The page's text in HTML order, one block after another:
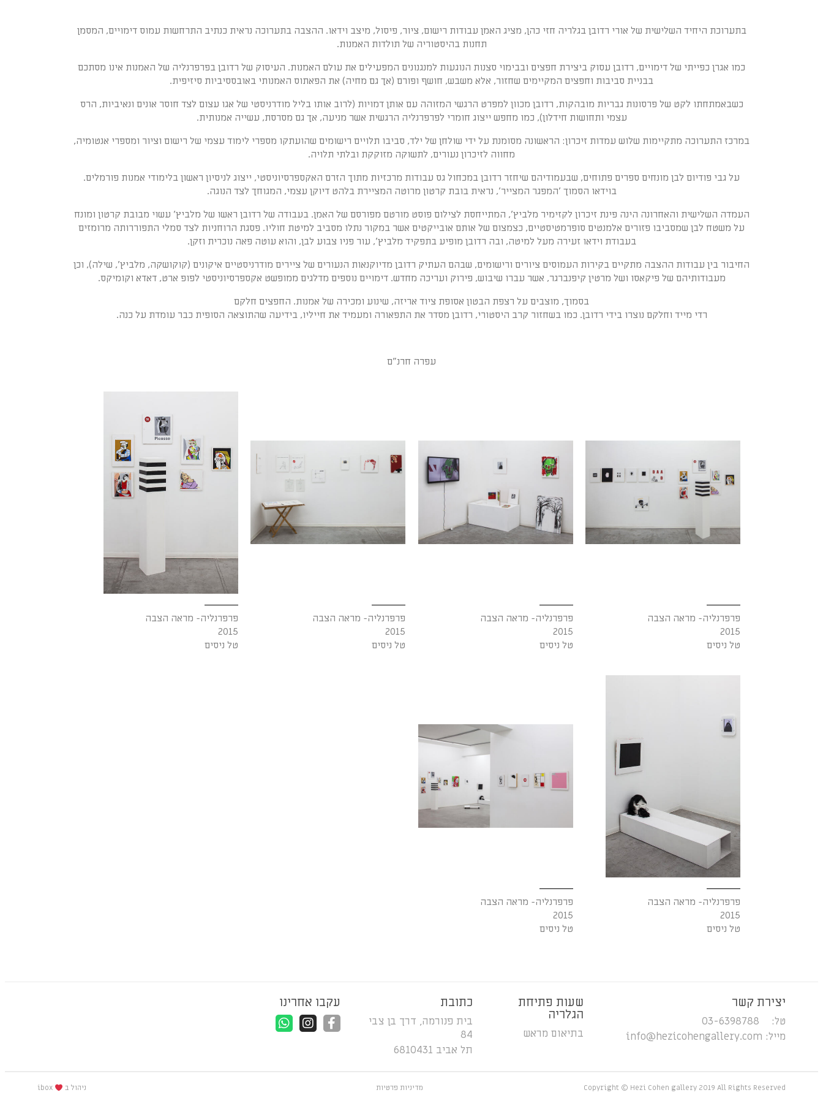
בתערוכת היחיד השלישית של אורי רדובן בגלריה חזי כהן, מציג האמן עבודות רישום, ציור, פיסול, מיצב וידאו. ההצבה בתערוכה נראית כנתיב התרחשות עמוס דימויים, המסמן
תחנות בהיסטוריה של תולדות האמנות.
כמו אגרן כפייתי של דימויים, רדובן עסוק ביצירת חפצים ובבימוי סצנות הנוגעות למנגנונים המפעילים את עולם האמנות. העיסוק של רדובן בפרפרנליה של האמנות אינו מסתכם
בבניית סביבות וחפצים המקיימים שחזור, אלא משבש, חושף ופורם (אך גם מחיה) את הפאתוס האמנותי באובססיביות סיזיפית.
כשבאמתחתו לקט של פרסונות גבריות מובהקות, רדובן מכוון למפרט הרגשי המזוהה עם אותן דמויות (לרוב אותו בליל מודרניסטי של אגו עצום לצד חוסר אונים ונאיביות, הרס
עצמי ותחושות חידלון), כמו מחפש ייצוג חומרי לפרפרנליה הרגשית אשר מניעה, אך גם מסרסת, עשייה אמנותית.
במרכז התערוכה מתקיימות שלוש עמדות זיכרון: הראשונה מסומנת על ידי שולחן של ילד, סביבו תלויים רישומים שהועתקו מספרי לימוד עצמי של רישום וציור ומספרי אנטומיה,
מחווה לזיכרון נעורים, לתשוקה מזוקקת ובלתי תלויה.
על גבי פודיום לבן מונחים ספרים פתוחים, שבעמודיהם שיחזר רדובן במכחול גס עבודות מרכזיות מתוך הזרם האקספרסיוניסטי, ייצוג לניסיון ראשון בלימודי אמנות פורמלים.
בוידאו הסמוך 'המפגר המצייר', נראית בובת קרטון מרוטה המציירת בלהט דיוקן עצמי, המגוחך לצד הנוגה.
העמדה השלישית והאחרונה הינה פינת זיכרון לקזימיר מלביץ', המתייחסת לצילום פוסט מורטם מפורסם של האמן. בעבודה של רדובן ראשו של מלביץ' עשוי מבובת קרטון ומונח
על משטח לבן שמסביבו פזורים אלמנטים סופרמטיסטיים, כצמצום של אותם אובייקטים אשר במקור נתלו מסביב למיטת חוליו. פסגת הרוחניות לצד סמלי התפוררותה מרומזים
בעבודת וידאו זעירה מעל למיטה, ובה רדובן מופיע בתפקיד מלביץ', עור פניו צבוע לבן, והוא עוטה פאה נוכרית וזקן.
החיבור בין עבודות ההצבה מתקיים בקירות העמוסים ציורים ורישומים, שבהם העתיק רדובן מדיוקנאות הנעורים של ציירים מודרניסטיים איקונים (קוקושקה, מלביץ', שילה), וכן
מעבודותיהם של פיקאסו ושל מרטין קיפנברגר, אשר עברו שיבוש, פירוק ועריכה מחדש. דימויים נוספים מדלגים ממופשט אקספרסיוניסטי לפופ ארט, דאדא וקומיקס.
בסמוך, מוצבים על רצפת הבטון אסופת ציוד אריזה, שינוע ומכירה של אמנות. החפצים חלקם
רדי מייד וחלקם נוצרו בידי רדובן. כמו בשחזור קרב היסטורי, רדובן מסדר את התפאורה ומעמיד את חייליו, בידיעה שהתוצאה הסופית כבר עומדת על כנה.
עפרה חרנ"ם
פרפרנליה- מראה הצבה
2015
טל ניסים
פרפרנליה- מראה הצבה
2015
טל ניסים
פרפרנליה- מראה הצבה
2015
טל ניסים
פרפרנליה- מראה הצבה
2015
טל ניסים
פרפרנליה- מראה הצבה
2015
טל ניסים
פרפרנליה- מראה הצבה
2015
טל ניסים
יצירת קשר
טל: 03-6398788
מייל: info@hezicohengallery.com
שעות פתיחת
הגלריה
בתיאום מראש
כתובת
בית פנורמה, דרך בן צבי
84
תל אביב 6810431
עקבו אחרינו
Copyright © Hezi Cohen gallery 2019 All Rights Reserved מדיניות פרטיות ניהול ב